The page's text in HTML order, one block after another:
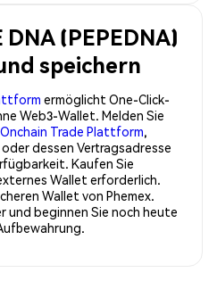
(PEPEDNA)
speichern
ermöglicht One-Click-
Web3-Wallet. Melden Sie
Onchain Trade Plattform,
oder dessen Vertragsadresse
Kaufen Sie
Wallet erforderlich.
Wallet von Phemex.
und beginnen Sie noch heute